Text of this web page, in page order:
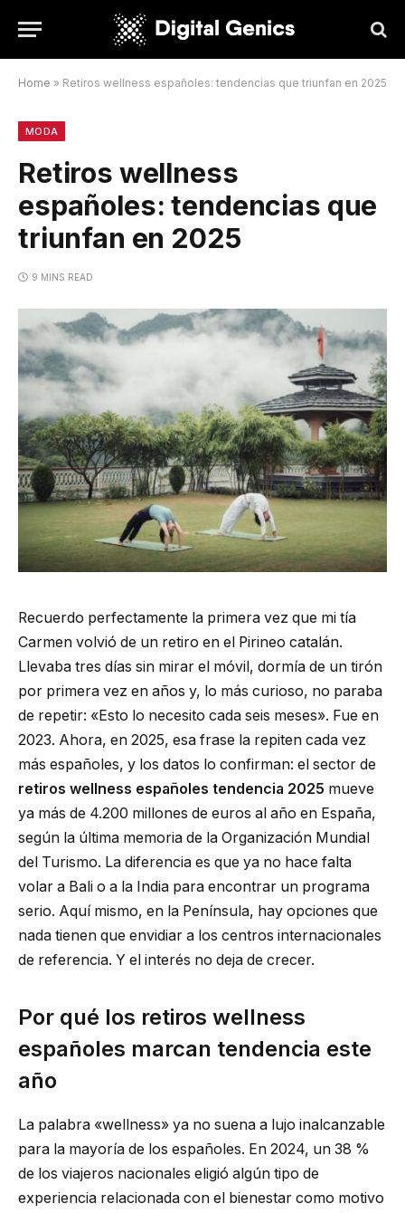
Home » Retiros wellness españoles: tendencias que triunfan en 2025
MODA
Retiros wellness
españoles: tendencias que
triunfan en 2025
9 MINS READ
Recuerdo perfectamente la primera vez que mi tía
Carmen volvió de un retiro en el Pirineo catalán.
Llevaba tres días sin mirar el móvil, dormía de un tirón
por primera vez en años y, lo más curioso, no paraba
de repetir: «Esto lo necesito cada seis meses». Fue en
2023. Ahora, en 2025, esa frase la repiten cada vez
más españoles, y los datos lo confirman: el sector de
retiros wellness españoles tendencia 2025 mueve
ya más de 4.200 millones de euros al año en España,
según la última memoria de la Organización Mundial
del Turismo. La diferencia es que ya no hace falta
volar a Bali o a la India para encontrar un programa
serio. Aquí mismo, en la Península, hay opciones que
nada tienen que envidiar a los centros internacionales
de referencia. Y el interés no deja de crecer.
Por qué los retiros wellness
españoles marcan tendencia este
año
La palabra «wellness» ya no suena a lujo inalcanzable
para la mayoría de los españoles. En 2024, un 38 %
de los viajeros nacionales eligió algún tipo de
experiencia relacionada con el bienestar como motivo